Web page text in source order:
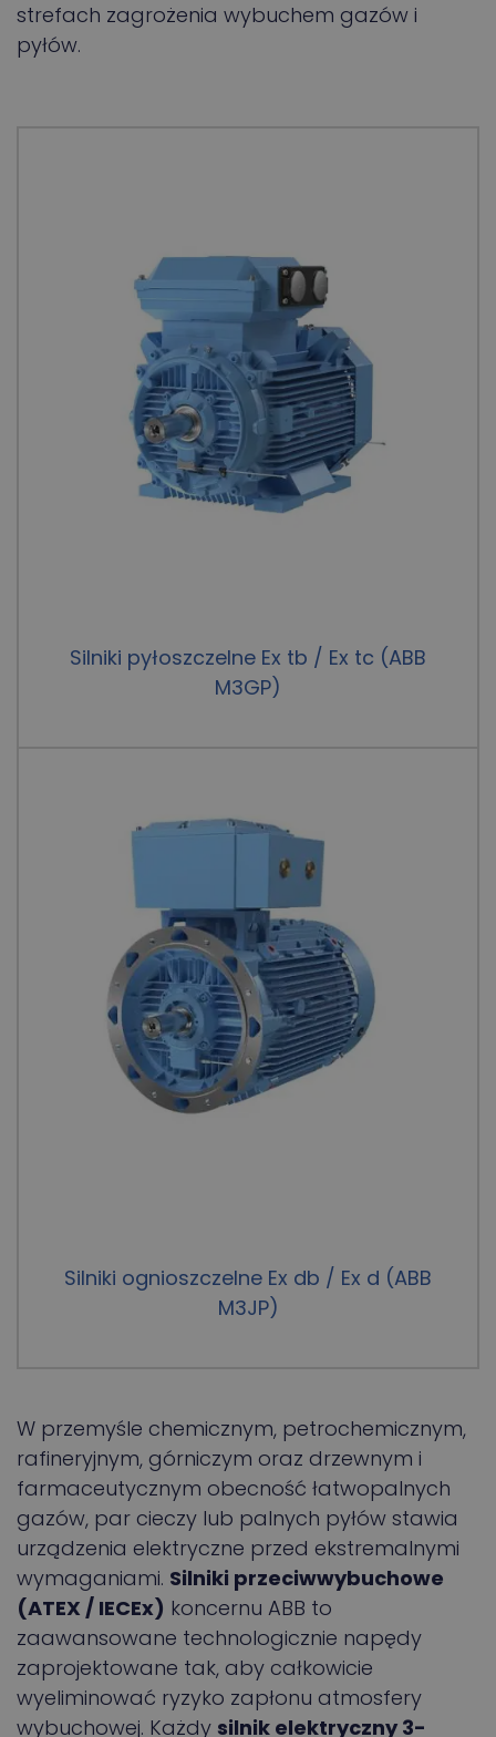
strefach zagrożenia wybuchem gazów i
pyłów.
Silniki pyłoszczelne Ex tb / Ex tc (ABB
M3GP)
Silniki ognioszczelne Ex db / Ex d (ABB
M3JP)
W przemyśle chemicznym, petrochemicznym,
rafineryjnym, górniczym oraz drzewnym i
farmaceutycznym obecność łatwopalnych
gazów, par cieczy lub palnych pyłów stawia
urządzenia elektryczne przed ekstremalnymi
wymaganiami. Silniki przeciwwybuchowe
(ATEX / IECEx) koncernu ABB to
zaawansowane technologicznie napędy
zaprojektowane tak, aby całkowicie
wyeliminować ryzyko zapłonu atmosfery
wybuchowej. Każdy silnik elektryczny 3-